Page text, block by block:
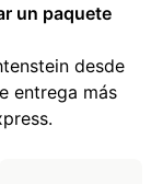
un paquete
desde
entrega más